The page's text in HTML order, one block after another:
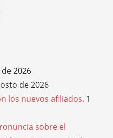
2026
de 2026
los nuevos afiliados. 1
sobre el